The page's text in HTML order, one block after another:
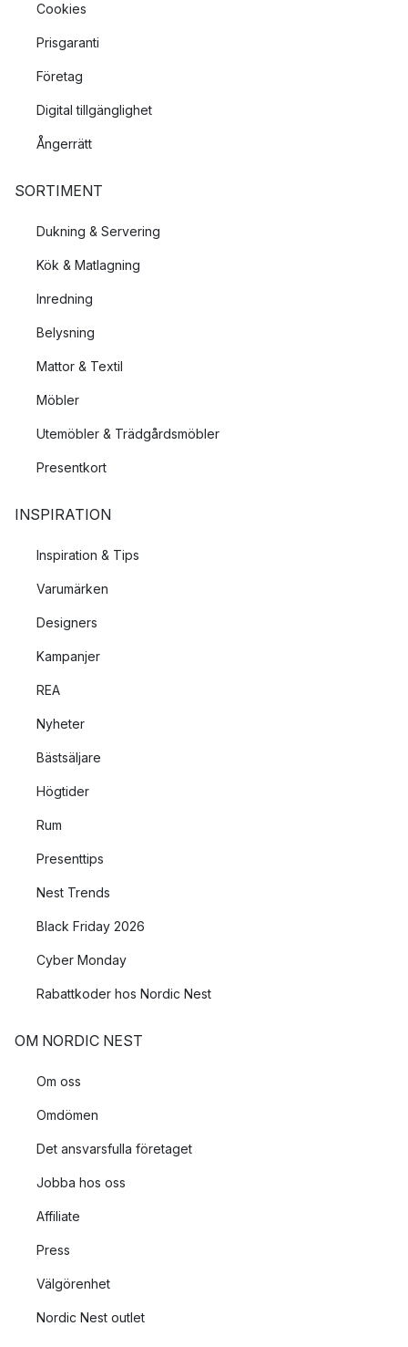
Cookies
Prisgaranti
Företag
Digital tillgänglighet
Ångerrätt
SORTIMENT
Dukning & Servering
Kök & Matlagning
Inredning
Belysning
Mattor & Textil
Möbler
Utemöbler & Trädgårdsmöbler
Presentkort
INSPIRATION
Inspiration & Tips
Varumärken
Designers
Kampanjer
REA
Nyheter
Bästsäljare
Högtider
Rum
Presenttips
Nest Trends
Black Friday 2026
Cyber Monday
Rabattkoder hos Nordic Nest
OM NORDIC NEST
Om oss
Omdömen
Det ansvarsfulla företaget
Jobba hos oss
Affiliate
Press
Välgörenhet
Nordic Nest outlet